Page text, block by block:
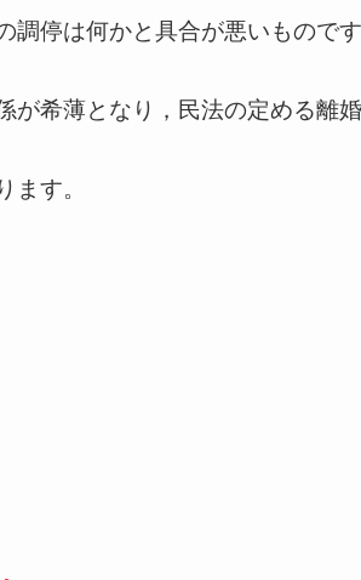
調停は何かと具合が悪いもので
希薄となり，民法の定める離
ます。